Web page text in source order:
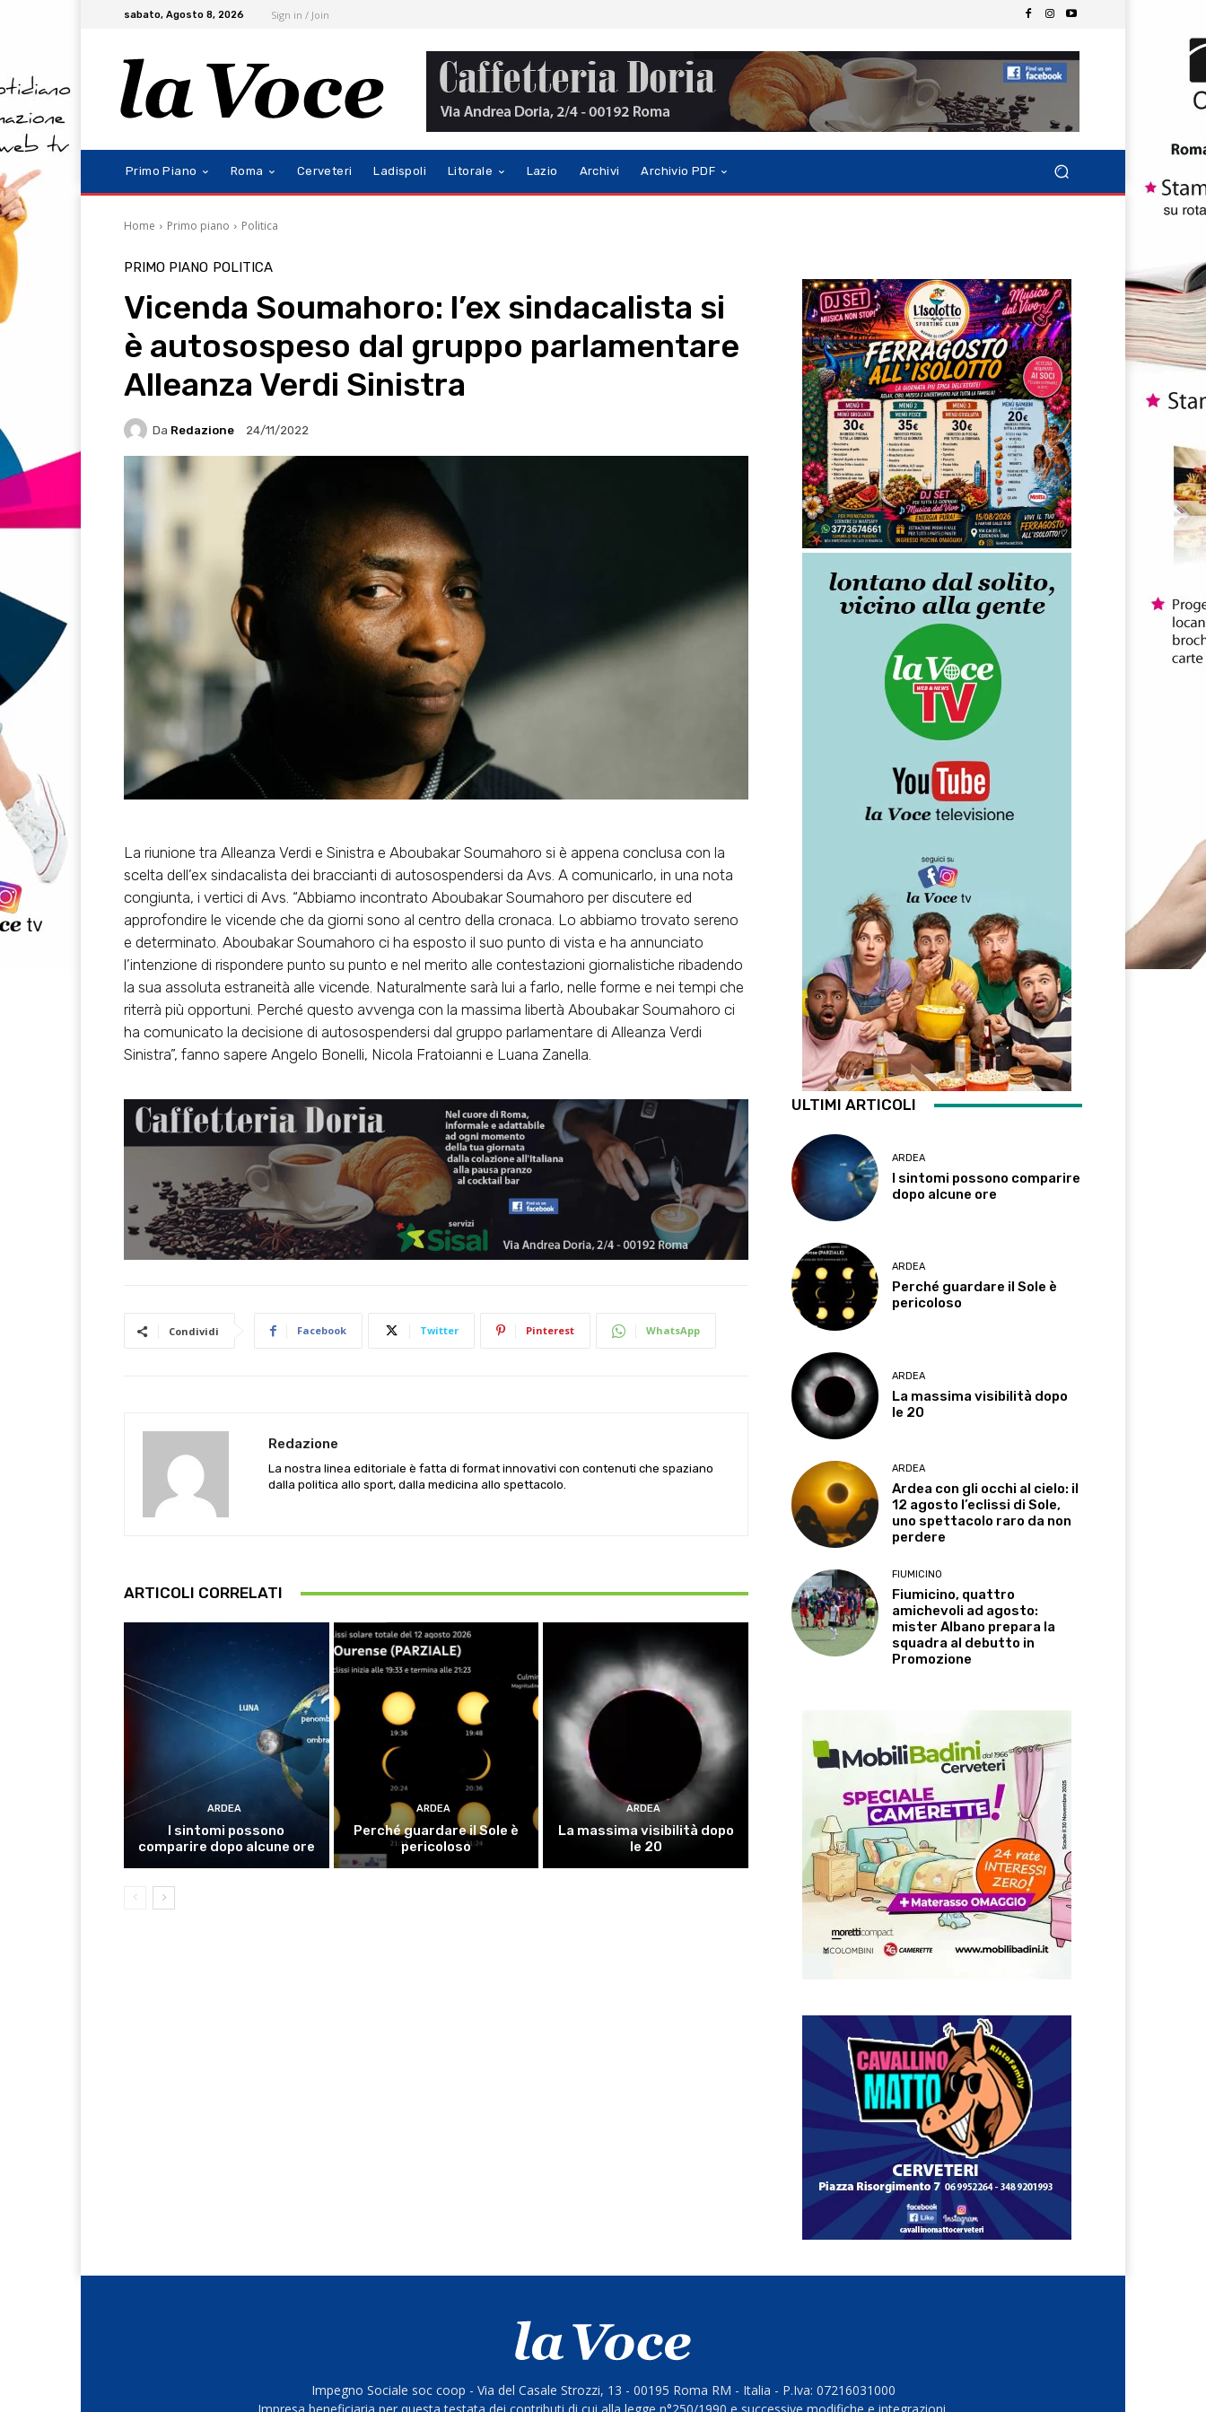
sabato, Agosto 8, 2026 Sign in / Join
Primo Piano Roma Cerveteri Ladispoli Litorale Lazio Archivi Archivio PDF
Home Primo piano Politica
PRIMO PIANO POLITICA
Vicenda Soumahoro: l’ex sindacalista si
è autosospeso dal gruppo parlamentare
Alleanza Verdi Sinistra
Da Redazione 24/11/2022
La riunione tra Alleanza Verdi e Sinistra e Aboubakar Soumahoro si è appena conclusa con la
scelta dell’ex sindacalista dei braccianti di autosospendersi da Avs . A comunicarlo, in una nota
congiunta, i vertici di Avs. “Abbiamo incontrato Aboubakar Soumahoro per discutere ed
approfondire le vicende che da giorni sono al centro della cronaca. Lo abbiamo trovato sereno
e determinato . Aboubakar Soumahoro ci ha esposto il suo punto di vista e ha annunciato
l’intenzione di rispondere punto su punto e nel merito alle contestazioni giornalistiche ribadendo
la sua assoluta estraneità alle vicende. Naturalmente sarà lui a farlo, nelle forme e nei tempi che
riterrà più opportuni. Perché questo avvenga con la massima libertà Aboubakar Soumahoro ci
ha comunicato la decisione di autosospendersi dal gruppo parlamentare di Alleanza Verdi
Sinistra”, fanno sapere Angelo Bonelli, Nicola Fratoianni e Luana Zanella.
Condividi Facebook Twitter Pinterest WhatsApp
Redazione
La nostra linea editoriale è fatta di format innovativi con contenuti che spaziano
dalla politica allo sport, dalla medicina allo spettacolo.
ARTICOLI CORRELATI
ARDEA
I sintomi possono
comparire dopo alcune ore
ARDEA
Perché guardare il Sole è
pericoloso
ARDEA
La massima visibilità dopo
le 20
ULTIMI ARTICOLI
ARDEA
I sintomi possono comparire
dopo alcune ore
ARDEA
Perché guardare il Sole è
pericoloso
ARDEA
La massima visibilità dopo
le 20
ARDEA
Ardea con gli occhi al cielo: il
12 agosto l’eclissi di Sole,
uno spettacolo raro da non
perdere
FIUMICINO
Fiumicino, quattro
amichevoli ad agosto:
mister Albano prepara la
squadra al debutto in
Promozione
Impegno Sociale soc coop - Via del Casale Strozzi, 13 - 00195 Roma RM - Italia - P.Iva: 07216031000